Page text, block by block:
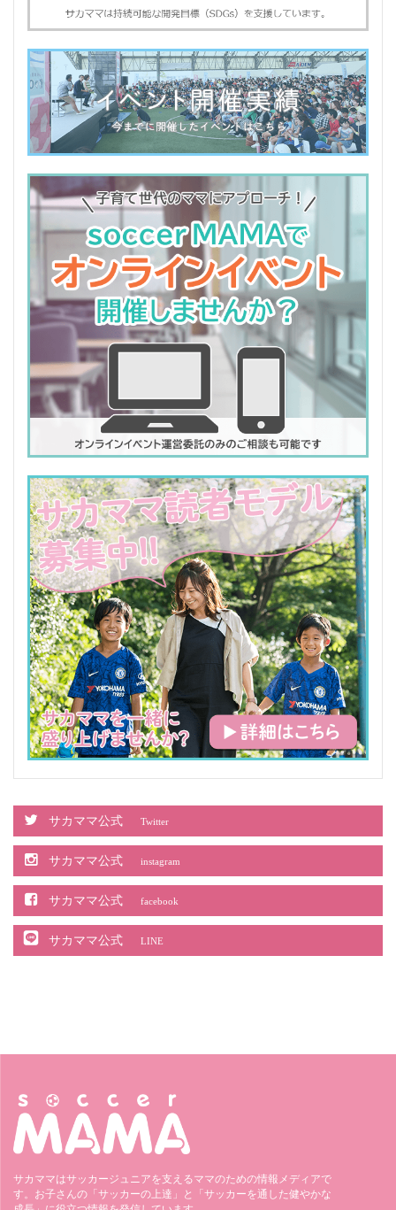
サカママ公式 Twitter
サカママ公式 instagram
サカママ公式 facebook
サカママ公式 LINE
サカママはサッカージュニアを支えるママのための情報メディアで
す。お子さんの「サッカーの上達」と「サッカーを通した健やかな